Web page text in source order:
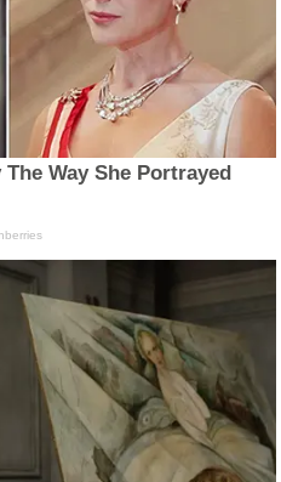
Way She Portrayed